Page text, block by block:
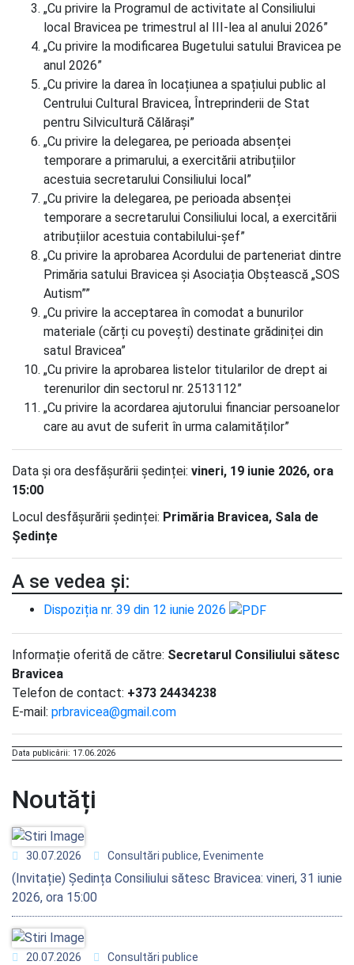
„Cu privire la Programul de activitate al Consiliului
local Bravicea pe trimestrul al III-lea al anului 2026”
„Cu privire la modificarea Bugetului satului Bravicea pe
anul 2026”
„Cu privire la darea în locațiunea a spațiului public al
Centrului Cultural Bravicea, Întreprinderii de Stat
pentru Silvicultură Călărași”
„Cu privire la delegarea, pe perioada absenței
temporare a primarului, a exercitării atribuțiilor
acestuia secretarului Consiliului local”
„Cu privire la delegarea, pe perioada absenței
temporare a secretarului Consiliului local, a exercitării
atribuțiilor acestuia contabilului-șef”
„Cu privire la aprobarea Acordului de parteneriat dintre
Primăria satului Bravicea și Asociația Obștească „SOS
Autism””
„Cu privire la acceptarea în comodat a bunurilor
materiale (cărți cu povești) destinate grădiniței din
satul Bravicea”
„Cu privire la aprobarea listelor titularilor de drept ai
terenurilor din sectorul nr. 2513112”
„Cu privire la acordarea ajutorului financiar persoanelor
care au avut de suferit în urma calamităților”
Data și ora desfășurării ședinței: vineri, 19 iunie 2026, ora
15:00
Locul desfășurării ședinței: Primăria Bravicea, Sala de
Ședințe
A se vedea și:
Dispoziția nr. 39 din 12 iunie 2026
Informație oferită de către: Secretarul Consiliului sătesc
Bravicea
Telefon de contact: +373 24434238
E-mail: prbravicea@gmail.com
Data publicării: 17.06.2026
Noutăți
30.07.2026 Consultări publice, Evenimente
(Invitație) Ședința Consiliului sătesc Bravicea: vineri, 31 iunie
2026, ora 15:00
20.07.2026 Consultări publice